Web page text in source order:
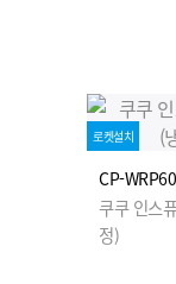
로켓설치
CP-
쿠쿠 인스
정)